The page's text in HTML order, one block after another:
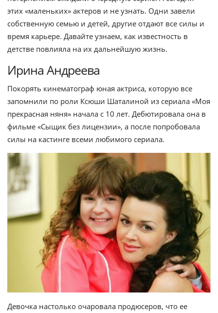
этих «маленьких» актеров и не узнать. Одни завели
собственную семью и детей, другие отдают все силы и
время карьере. Давайте узнаем, как известность в
детстве повлияла на их дальнейшую жизнь.
Ирина Андреева
Покорять кинематограф юная актриса, которую все
запомнили по роли Ксюши Шаталиной из сериала «Моя
прекрасная няня» начала с 10 лет. Дебютировала она в
фильме «Сыщик без лицензии», а после попробовала
силы на кастинге всеми любимого сериала.
Девочка настолько очаровала продюсеров, что ее